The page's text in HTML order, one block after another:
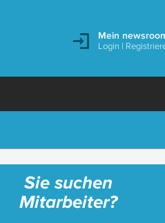
Mein
Login |
Sie suchen
Mitarbeiter?